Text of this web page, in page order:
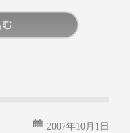
2007年10月1日